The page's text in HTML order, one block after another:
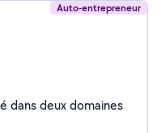
Auto-entrepreneur